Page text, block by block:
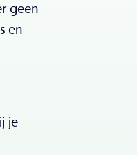
geen
en
je